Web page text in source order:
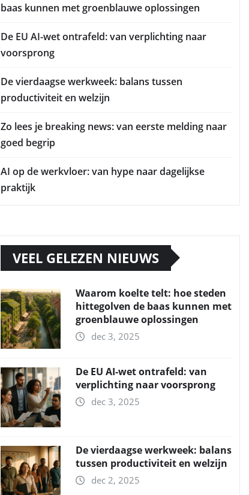
baas kunnen met groenblauwe oplossingen
De EU AI-wet ontrafeld: van verplichting naar
voorsprong
De vierdaagse werkweek: balans tussen
productiviteit en welzijn
Zo lees je breaking news: van eerste melding naar
goed begrip
AI op de werkvloer: van hype naar dagelijkse
praktijk
VEEL GELEZEN NIEUWS
Waarom koelte telt: hoe steden
hittegolven de baas kunnen met
groenblauwe oplossingen
dec 3, 2025
De EU AI-wet ontrafeld: van
verplichting naar voorsprong
dec 3, 2025
De vierdaagse werkweek: balans
tussen productiviteit en welzijn
dec 2, 2025